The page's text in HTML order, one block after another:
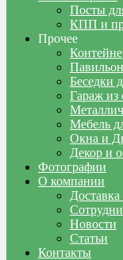
Посты
КПП и
Прочее
Беседки
Гараж из
Мебель
Окна и
Декор и
Фотографии
О компании
Новости
Статьи
Контакты